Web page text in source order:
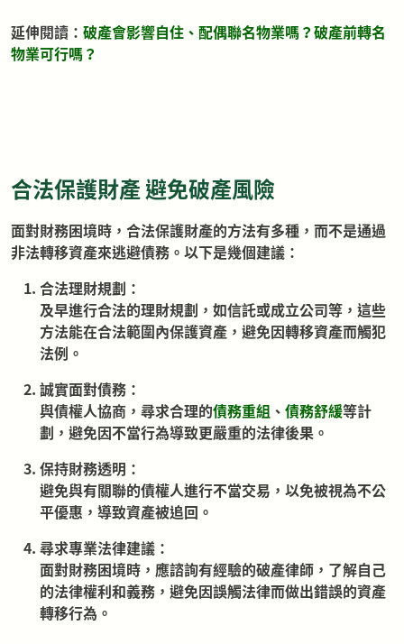
延伸閱讀： 破產會影響自住、配偶聯名物業嗎？破產前轉名
物業可行嗎？
合法保護財產 避免破產風險
面對財務困境時，合法保護財產的方法有多種，而不是通過
非法轉移資產來逃避債務。以下是幾個建議：
合法理財規劃：
及早進行合法的理財規劃，如信託或成立公司等，這些
方法能在合法範圍內保護資產，避免因轉移資產而觸犯
法例。
誠實面對債務：
與債權人協商，尋求合理的債務重組 、 債務舒緩等計
劃，避免因不當行為導致更嚴重的法律後果。
保持財務透明：
避免與有關聯的債權人進行不當交易，以免被視為不公
平優惠，導致資產被追回。
尋求專業法律建議：
面對財務困境時，應諮詢有經驗的破產律師，了解自己
的法律權利和義務，避免因誤觸法律而做出錯誤的資產
轉移行為。